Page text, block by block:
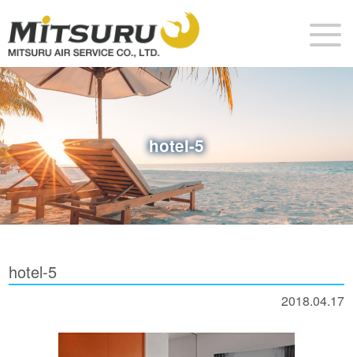
hotel-5
hotel-5
2018.04.17